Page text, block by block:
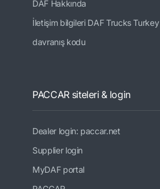
DAF Hakkında
İletişim bilgileri DAF Trucks Turkey
davranış kodu
PACCAR siteleri & login
Dealer login: paccar.net
Supplier login
MyDAF portal